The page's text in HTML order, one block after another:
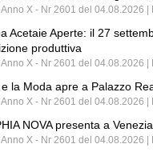
Anno X - Nr 2601 del 04.08.2026 |
Acetaie Aperte: il 27
produttiva
Anno X - Nr 2601 del 04.08.2026 |
la Moda apre a Palazzo
Anno X - Nr 2601 del 04.08.2026 |
NOVA presenta a
Anno X - Nr 2601 del 04.08.2026